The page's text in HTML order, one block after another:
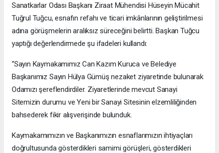
Sanatkarlar Odası Başkanı Ziraat Mühendisi Hüseyin Mücahit
Tuğrul Tuğcu, esnafın refahı ve ticari imkânlarının geliştirilmesi
adına görüşmelerin aralıksız süreceğini belirtti. Başkan Tuğcu
yaptığı değerlendirmede şu ifadeleri kullandı:
“Sayın Kaymakamımız Can Kazım Kuruca ve Belediye
Başkanımız Sayın Hülya Gümüş nezaket ziyaretinde bulunarak
Odamızı şereflendirdiler. Ziyaretlerinde mevcut Sanayi
Sitemizin durumu ve Yeni bir Sanayi Sitesinin elzemliliğinden
bahsederek fikir alışverişinde bulunduk.
Kaymakamımızın ve Başkanımızın esnaflarımızın ihtiyaçları
doğrultusunda gösterdikleri samimi görüşleri, gösterdikleri